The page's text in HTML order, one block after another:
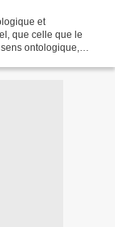
et
que celle que le
ontologique,